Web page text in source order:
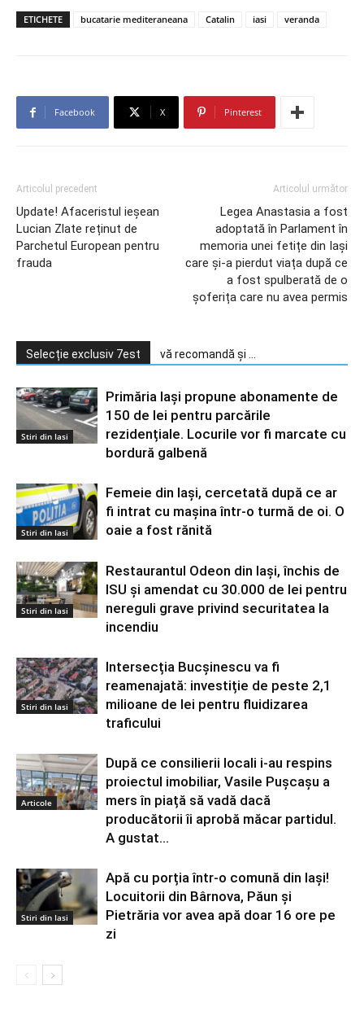
ETICHETE bucatarie mediteraneana Catalin iasi veranda
Facebook X Pinterest
Articolul precedent
Update! Afaceristul ieșean
Lucian Zlate reținut de
Parchetul European pentru
frauda
Articolul următor
Legea Anastasia a fost
adoptată în Parlament în
memoria unei fetițe din Iași
care și-a pierdut viața după ce
a fost spulberată de o
șoferița care nu avea permis
Selecție exclusiv 7est vă recomandă și ...
Stiri din Iasi
Primăria Iași propune abonamente de
150 de lei pentru parcările
rezidențiale. Locurile vor fi marcate cu
bordură galbenă
Stiri din Iasi
Femeie din Iași, cercetată după ce ar
fi intrat cu mașina într-o turmă de oi. O
oaie a fost rănită
Stiri din Iasi
Restaurantul Odeon din Iași, închis de
ISU și amendat cu 30.000 de lei pentru
nereguli grave privind securitatea la
incendiu
Stiri din Iasi
Intersecția Bucșinescu va fi
reamenajată: investiție de peste 2,1
milioane de lei pentru fluidizarea
traficului
Articole
După ce consilierii locali i-au respins
proiectul imobiliar, Vasile Pușcașu a
mers în piață să vadă dacă
producătorii îi aprobă măcar partidul.
A gustat...
Stiri din Iasi
Apă cu porția într-o comună din Iași!
Locuitorii din Bârnova, Păun și
Pietrăria vor avea apă doar 16 ore pe
zi